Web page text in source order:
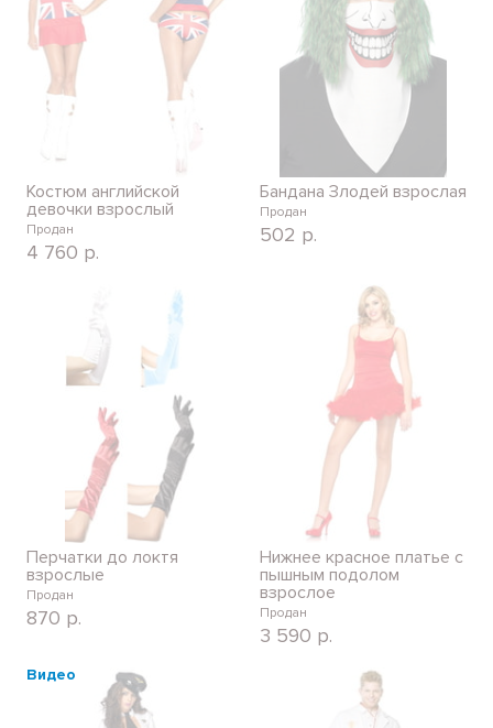
Костюм английской
девочки взрослый
Продан
4 760 р.
Бандана Злодей взрослая
Продан
502 р.
Перчатки до локтя
взрослые
Продан
870 р.
Нижнее красное платье с
пышным подолом
взрослое
Продан
3 590 р.